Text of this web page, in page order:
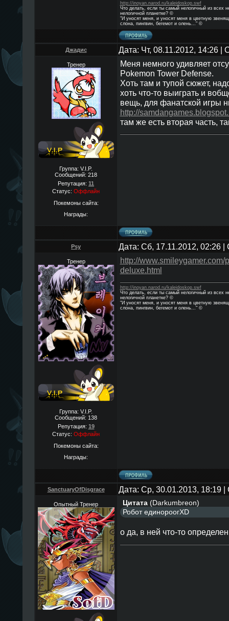
http://inoyan.narod.ru/kaleidoskop.swf
Что делать, если ты самый нелогичный из всех
нелогичной планетке? ©
"И уносят меня, и уносят меня в цветную
слона, пингвин, бегемот и олень..." ©
Джадис Дата: Чт, 08.11.2012, 14:26
Тренер
Группа: V.I.P.
Сообщений: 218
Репутация: 11
Статус: Оффлайн
Покемоны сайта:
Награды:
Меня немного удивляет
Pokemon Tower Defense.
Хоть там и тупой cюжет,
хоть что-то выиграть и
вещь, для фанатcкой игры
http://
там же еcть вторая чаcть,
Psy Дата: Сб, 17.11.2012, 02:26
Тренер
Группа: V.I.P.
Сообщений: 138
Репутация: 19
Статус: Оффлайн
Покемоны сайта:
Награды:
http://
deluxe.html
http://inoyan.narod.ru/kaleidoskop.swf
Что делать, если ты самый нелогичный из всех
нелогичной планетке? ©
"И уносят меня, и уносят меня в цветную
слона, пингвин, бегемот и олень..." ©
SanctuaryOfDisgrace Дата: Ср, 30.01.2013, 18:19
Опытный Тренер Цитата(Darkumbreon)
Робот единороогXD
о да, в ней что-то